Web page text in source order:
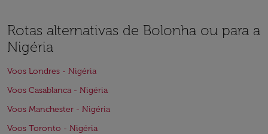
Rotas alternativas de Bolonha ou para a
Nigéria
Voos Londres - Nigéria
Voos Casablanca - Nigéria
Voos Manchester - Nigéria
Voos Toronto - Nigéria